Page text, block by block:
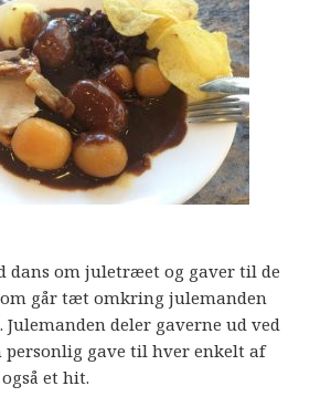
dans om juletræet og gaver til de
går tæt omkring julemanden
deler gaverne ud ved
personlig gave til hver enkelt af
et hit.